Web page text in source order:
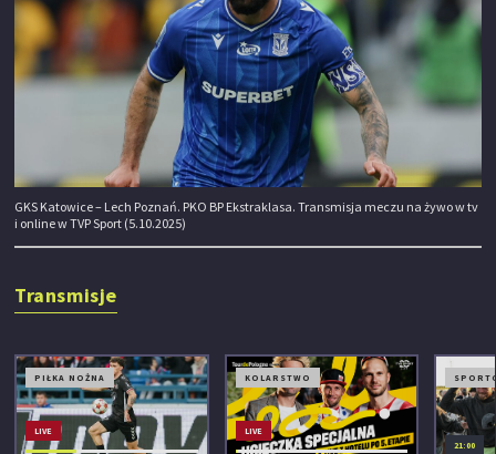
GKS Katowice – Lech Poznań. PKO BP Ekstraklasa. Transmisja meczu na żywo w tv
i online w TVP Sport (5.10.2025)
Transmisje
PIŁKA NOŻNA
LIVE
KOLARSTWO
LIVE
21:00